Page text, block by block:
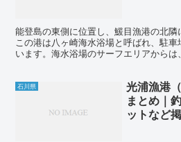
能登島の東側に位置し、鰀目漁港の北隣
この港は八ヶ崎海水浴場と呼ばれ、駐
います。海水浴場のサーフエリアから
石川県
光浦漁港
まとめ｜
ットなど